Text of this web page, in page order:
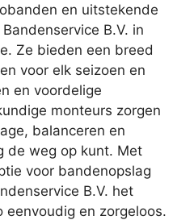
en uitstekende
B.V. in
Ze bieden een breed
voor elk seizoen en
en voordelige
monteurs zorgen
balanceren en
de weg op kunt. Met
voor bandenopslag
B.V. het
eenvoudig en zorgeloos.